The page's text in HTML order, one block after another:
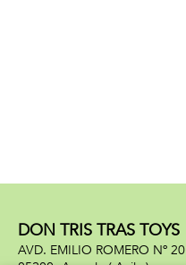
DON TRIS TRAS TOYS
AVD. EMILIO ROMERO Nº 20